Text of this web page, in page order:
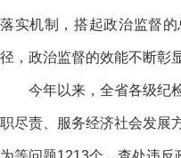
落实机制，搭起政治监督
径，政治监督的效能不断彰显
今年以来，全省各级纪检
职尽责、服务经济社会发展